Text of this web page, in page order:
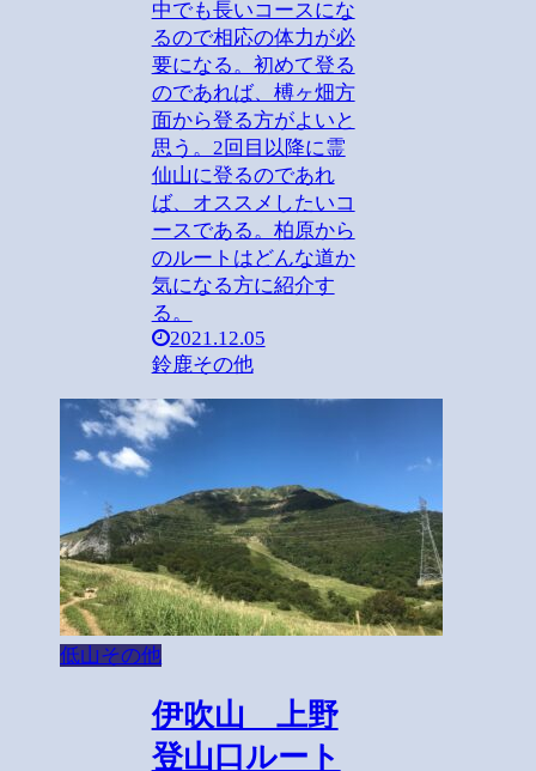
中でも長いコースにな
るので相応の体力が必
要になる。初めて登る
のであれば、榑ヶ畑方
面から登る方がよいと
思う。2回目以降に霊
仙山に登るのであれ
ば、オススメしたいコ
ースである。柏原から
のルートはどんな道か
気になる方に紹介す
る。
2021.12.05
鈴鹿その他
低山その他
伊吹山 上野
登山口ルート